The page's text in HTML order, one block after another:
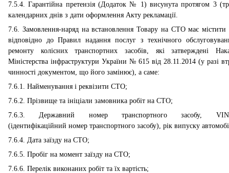
7.5.4. Гарантійна претензія (Додаток № 1) висунута протягом 3
календарних днів з дати оформлення Акту рекламації.
7.6. Замовлення-наряд на встановлення Товару на СТО має містити
відповідно до Правил надання послуг з технічного
ремонту колісних транспортних засобів, які затверждені
Міністерства інфраструктури України № 615 від 28.11.2014 (у разі
чинності документом, що його замінює), а саме:
7.6.1. Найменування і реквізити СТО;
7.6.2. Прізвище та ініціали замовника робіт на СТО;
7.6.3. Державний номер транспортного засобу, VIN-
(ідентифікаційний номер транспортного засобу), рік випуску
7.6.4. Дата заїзду на СТО;
7.6.5. Пробіг на момент заїзду на СТО;
7.6.6. Перелік виконаних робіт та їх вартість;